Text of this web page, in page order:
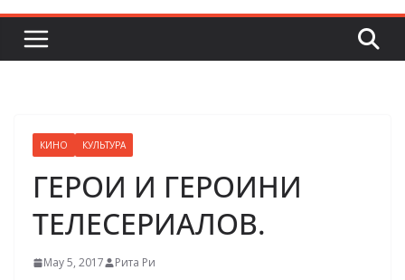
КИНО КУЛЬТУРА
ГЕРОИ И ГЕРОИНИ
ТЕЛЕСЕРИАЛОВ.
May 5, 2017 Рита Ри